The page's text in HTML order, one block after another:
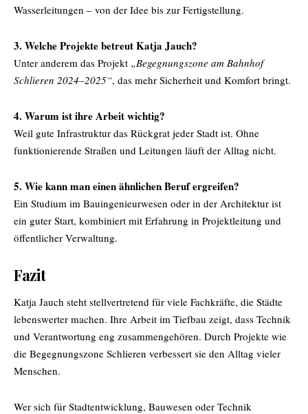
Wasserleitungen – von der Idee bis zur Fertigstellung.
3. Welche Projekte betreut Katja Jauch?
Unter anderem das Projekt „Begegnungszone am Bahnhof
Schlieren 2024–2025“, das mehr Sicherheit und Komfort bringt.
4. Warum ist ihre Arbeit wichtig?
Weil gute Infrastruktur das Rückgrat jeder Stadt ist. Ohne
funktionierende Straßen und Leitungen läuft der Alltag nicht.
5. Wie kann man einen ähnlichen Beruf ergreifen?
Ein Studium im Bauingenieurwesen oder in der Architektur ist
ein guter Start, kombiniert mit Erfahrung in Projektleitung und
öffentlicher Verwaltung.
Fazit
Katja Jauch steht stellvertretend für viele Fachkräfte, die Städte
lebenswerter machen. Ihre Arbeit im Tiefbau zeigt, dass Technik
und Verantwortung eng zusammengehören. Durch Projekte wie
die Begegnungszone Schlieren verbessert sie den Alltag vieler
Menschen.
Wer sich für Stadtentwicklung, Bauwesen oder Technik